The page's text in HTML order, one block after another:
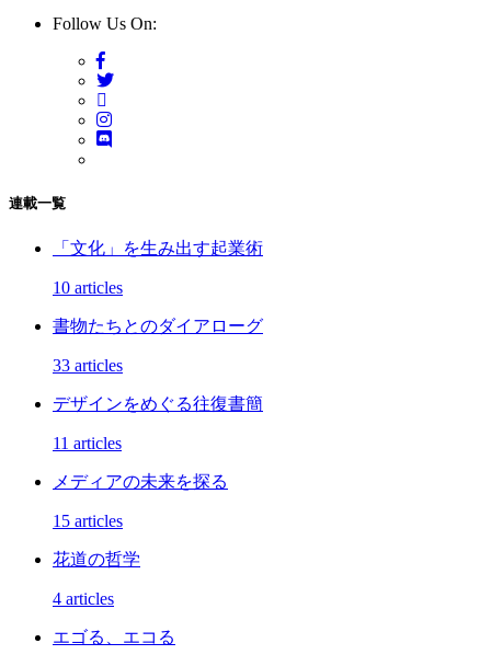
Follow Us On:
連載一覧
「文化」を生み出す起業術
10 articles
書物たちとのダイアローグ
33 articles
デザインをめぐる往復書簡
11 articles
メディアの未来を探る
15 articles
花道の哲学
4 articles
エゴる、エコる